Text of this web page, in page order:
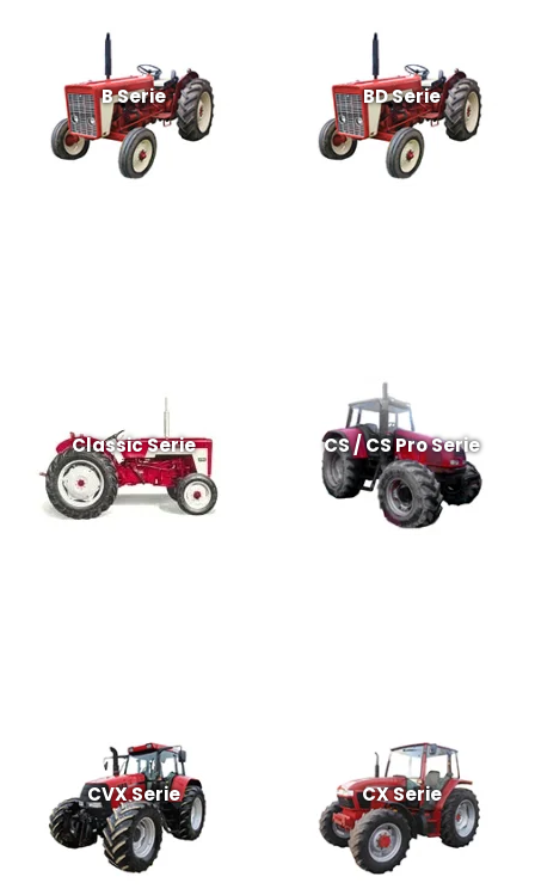
B Serie BD Serie
Classic Serie CS / CS Pro Serie
CVX Serie CX Serie